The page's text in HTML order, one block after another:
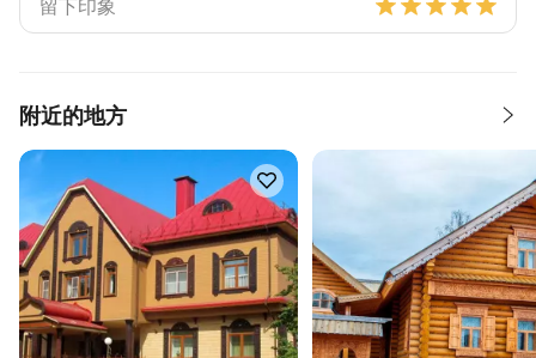
附近的地方